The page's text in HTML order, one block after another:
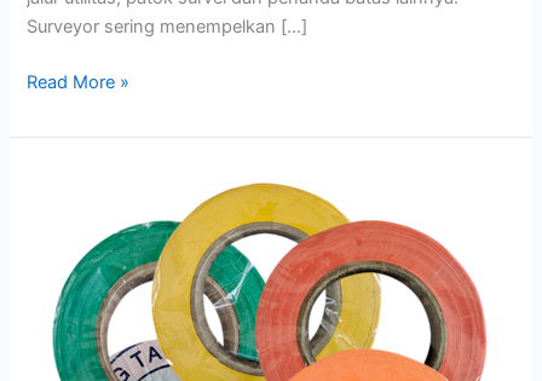
Surveyor sering menempelkan […]
Read More »
Pilihan
Warna
Ukuran